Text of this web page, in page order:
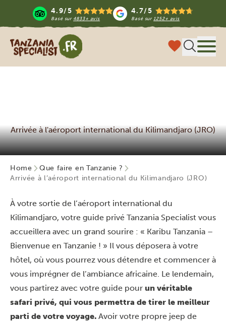
4.9/5
Basé sur 4833+ avis
4.7/5
Basé sur1252+ avis
Tanzania Specialist
Arrivée à l'aéroport international du Kilimandjaro (JRO)
Home
Que faire en Tanzanie ?
Arrivée à l’aéroport international du Kilimandjaro (JRO)
À votre sortie de l’aéroport international du
Kilimandjaro, votre guide privé Tanzania Specialist vous
accueillera avec un grand sourire : « Karibu Tanzania –
Bienvenue en Tanzanie ! » Il vous déposera à votre
hôtel, où vous pourrez vous détendre et commencer à
vous imprégner de l’ambiance africaine. Le lendemain,
vous partirez avec votre guide pour un véritable
safari privé, qui vous permettra de tirer le meilleur
parti de votre voyage. Avoir votre propre jeep de